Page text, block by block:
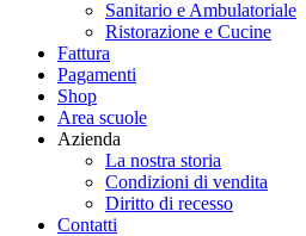
Sanitario e Ambulatoriale
Ristorazione e Cucine
Fattura
Pagamenti
Shop
Area scuole
Azienda
La nostra storia
Condizioni di vendita
Diritto di recesso
Contatti